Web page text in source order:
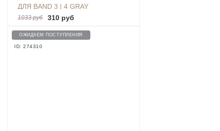
ДЛЯ BAND 3 | 4 GRAY
1033 руб 310 руб
ОЖИДАЕМ ПОСТУПЛЕНИЯ
ID: 274310